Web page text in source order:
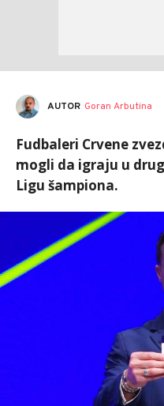
AUTOR Goran Arbutina
Fudbaleri Crvene
mogli da igraju u
Ligu šampiona.